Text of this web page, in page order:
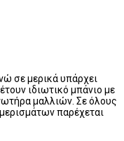
σε μερικά υπάρχει
ιδιωτικό μπάνιο με
μαλλιών. Σε όλους
παρέχεται